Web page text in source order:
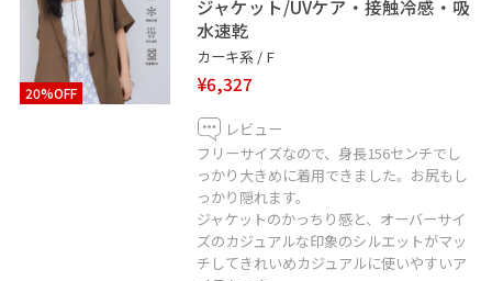
LINEで在庫のお問い合わせや商品、コーディネートのご
相談など是非お気軽にお問い合わせくださいませ。
LINEでららぽーと横浜VISスタッフにご相談は【友だち追
20%OFF
ジャケット/UVケア・接触冷感・吸
水速乾
カーキ系 / F
¥6,327
レビュー
フリーサイズなので、身長156センチでし
っかり大きめに着用できました。お尻もし
っかり隠れます。
ジャケットのかっちり感と、オーバーサイ
ズのカジュアルな印象のシルエットがマッ
チしてきれいめカジュアルに使いやすいア